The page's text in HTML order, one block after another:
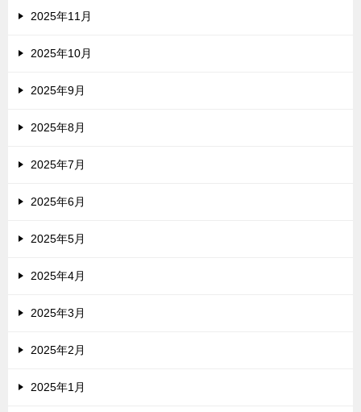
2025年11月
2025年10月
2025年9月
2025年8月
2025年7月
2025年6月
2025年5月
2025年4月
2025年3月
2025年2月
2025年1月